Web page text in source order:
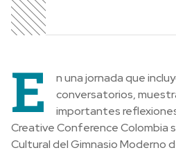
E
n una jornada que
conversatorios,
importantes
Creative Conference Colombia
Cultural del Gimnasio Moderno